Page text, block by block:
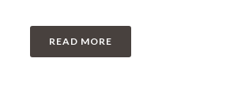
READ MORE